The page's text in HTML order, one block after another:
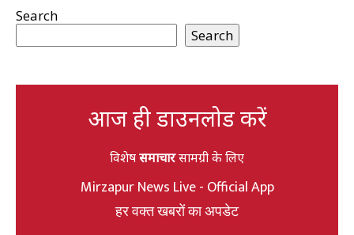
Search
Search
आज ही डाउनलोड करें
विशेषसमाचारसामग्री के लिए
Mirzapur News Live - Official App
हर वक्त खबरों का अपडेट